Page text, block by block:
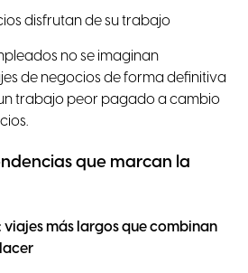
disfrutan de su trabajo
no se imaginan
de negocios de forma definitiva
trabajo peor pagado a cambio
que marcan la
viajes más largos que combinan